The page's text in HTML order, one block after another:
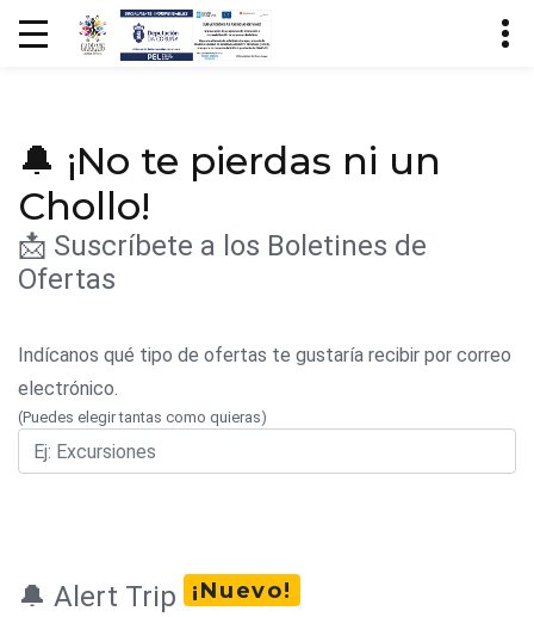
🔔 ¡No te pierdas ni un
Chollo!
📩 Suscríbete a los Boletines de
Ofertas
Indícanos qué tipo de ofertas te gustaría recibir por correo
electrónico.
(Puedes elegir tantas como quieras)
🔔 Alert Trip ¡Nuevo!